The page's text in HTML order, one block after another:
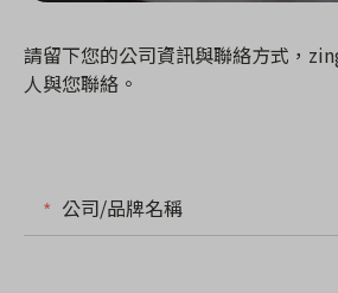
請留下您的公司資訊與聯絡方式，
人與您聯絡。
公司/品牌名稱